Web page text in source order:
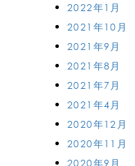
2022年1月
2021年10月
2021年9月
2021年8月
2021年7月
2021年4月
2020年12月
2020年11月
2020年9月